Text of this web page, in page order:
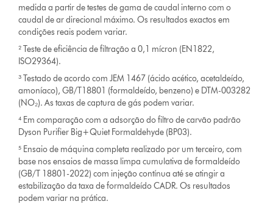
medida a partir de testes de gama de caudal interno com o
caudal de ar direcional máximo. Os resultados exactos em
condições reais podem variar.
² Teste de eficiência de filtração a 0,1 mícron (EN1822,
ISO29364).
³ Testado de acordo com JEM 1467 (ácido acético, acetaldeído,
amoníaco), GB/T18801 (formaldeído, benzeno) e DTM-003282
(NO₂). As taxas de captura de gás podem variar.
⁴ Em comparação com a adsorção do filtro de carvão padrão
Dyson Purifier Big+Quiet Formaldehyde (BP03).
⁵ Ensaio de máquina completa realizado por um terceiro, com
base nos ensaios de massa limpa cumulativa de formaldeído
(GB/T 18801-2022) com injeção contínua até se atingir a
estabilização da taxa de formaldeído CADR. Os resultados
podem variar na prática.